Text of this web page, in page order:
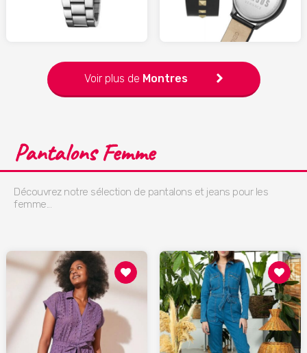
HISTOIREDOR.com WATCHSHOP.fr
Voir plus de Montres
Pantalons Femme
Découvrez notre sélection de pantalons et jeans pour les
femme...
49.99
119